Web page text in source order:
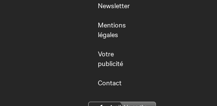
Newsletter
Mentions
légales
Votre
publicité
Contact